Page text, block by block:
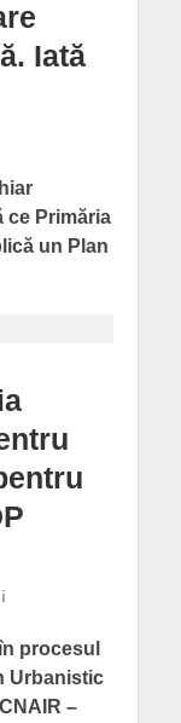
Iată
ce Primăria
un Plan
procesul
Urbanistic
–